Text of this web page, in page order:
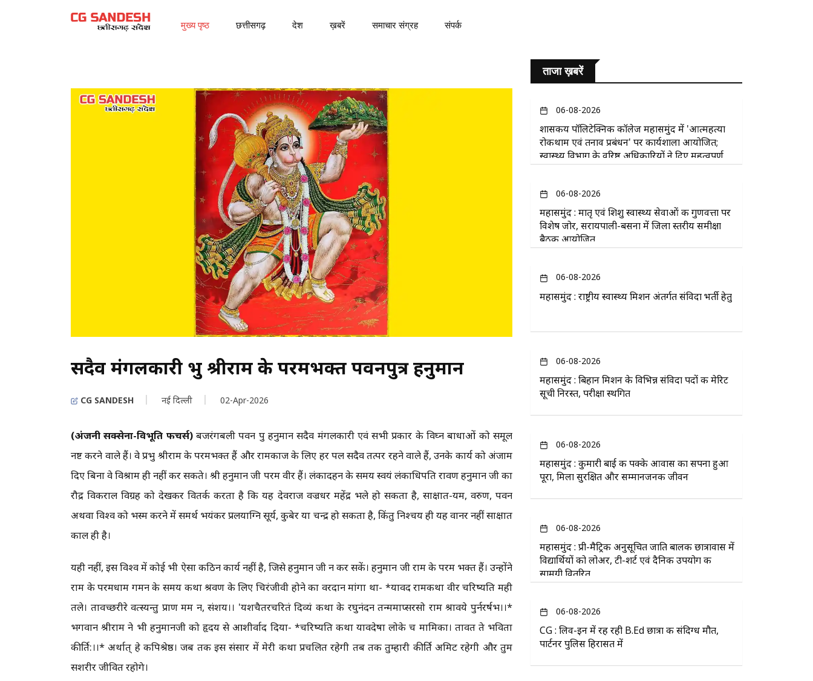
मुख्य पृष्ठ छत्तीसगढ़ देश ख़बरें समाचार संग्रह संपर्क
सदैव मंगलकारी प्रभु श्रीराम के परमभक्त पवनपुत्र हनुमान
CG SANDESH नई दिल्ली 02-Apr-2026
(अंजनी सक्सेना-विभूति फीचर्स)बजरंगबली पवन पुत्र हनुमान सदैव मंगलकारी एवं सभी प्रकार के विघ्न बाधाओं को समूल
नष्ट करने वाले हैं। वे प्रभु श्रीराम के परमभक्त हैं और रामकाज के लिए हर पल सदैव तत्पर रहने वाले हैं, उनके कार्य को अंजाम
दिए बिना वे विश्राम ही नहीं कर सकते। श्री हनुमान जी परम वीर हैं। लंकादहन के समय स्वयं लंकाधिपति रावण हनुमान जी का
रौद्र विकराल विग्रह को देखकर वितर्क करता है कि यह देवराज वज्रधर महेंद्र भले हो सकता है, साक्षात-यम, वरुण, पवन
अथवा विश्व को भस्म करने में समर्थ भयंकर प्रलयाग्नि सूर्य, कुबेर या चन्द्र हो सकता है, किंतु निश्चय ही यह वानर नहीं साक्षात
काल ही है।
यही नहीं, इस विश्व में कोई भी ऐसा कठिन कार्य नहीं है, जिसे हनुमान जी न कर सकें। हनुमान जी राम के परम भक्त हैं। उन्होंने
राम के परमधाम गमन के समय कथा श्रवण के लिए चिरंजीवी होने का वरदान मांगा था- *यावद रामकथा वीर चरिष्यति मही
तले। तावच्छरीरे वत्स्यन्तु प्राण मम न, संशय।। 'यशचैतरचरितं दिव्यं कथा के रघुनंदन तन्ममाप्सरसो राम श्रावये पुर्नरर्षभ।।*
भगवान श्रीराम ने भी हनुमानजी को हृदय से आशीर्वाद दिया- *चरिष्यति कथा यावदेषा लोके च मामिका। तावत ते भविता
कीर्ति:।।* अर्थात् हे कपिश्रेष्ठ। जब तक इस संसार में मेरी कथा प्रचलित रहेगी तब तक तुम्हारी कीर्ति अमिट रहेगी और तुम
सशरीर जीवित रहोगे।
ताजा ख़बरें
06-08-2026
​शासकीय पॉलिटेक्निक कॉलेज महासमुंद में 'आत्महत्या
रोकथाम एवं तनाव प्रबंधन' पर कार्यशाला आयोजित;
स्वास्थ्य विभाग के वरिष्ठ अधिकारियों ने दिए महत्वपूर्ण
सुझाव
06-08-2026
महासमुंद : मातृ एवं शिशु स्वास्थ्य सेवाओं की गुणवत्ता पर
विशेष जोर, सरायपाली-बसना में जिला स्तरीय समीक्षा
बैठक आयोजित
06-08-2026
महासमुंद : राष्ट्रीय स्वास्थ्य मिशन अंतर्गत संविदा भर्ती हेतु
06-08-2026
महासमुंद : बिहान मिशन के विभिन्न संविदा पदों की मेरिट
सूची निरस्त, परीक्षा स्थगित
06-08-2026
महासमुंद : कुमारी बाई की पक्के आवास का सपना हुआ
पूरा, मिला सुरक्षित और सम्मानजनक जीवन
06-08-2026
महासमुंद : प्री-मैट्रिक अनुसूचित जाति बालक छात्रावास में
विद्यार्थियों को लोअर, टी-शर्ट एवं दैनिक उपयोग की
सामग्री वितरित
06-08-2026
CG : लिव-इन में रह रही B.Ed छात्रा की संदिग्ध मौत,
पार्टनर पुलिस हिरासत में